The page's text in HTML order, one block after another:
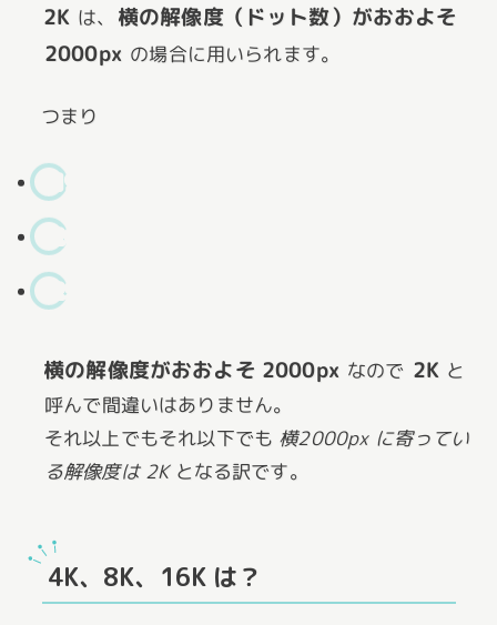
2K は、 横の解像度（ドット数）がおおよそ
2000px の場合に用いられます。
つまり
1920
2048
2560
横の解像度がおおよそ 2000px なので 2K と
呼んで間違いはありません。
それ以上でもそれ以下でも 横2000px に寄ってい
る解像度は 2Kとなる訳です。
4K、8K、16K は？